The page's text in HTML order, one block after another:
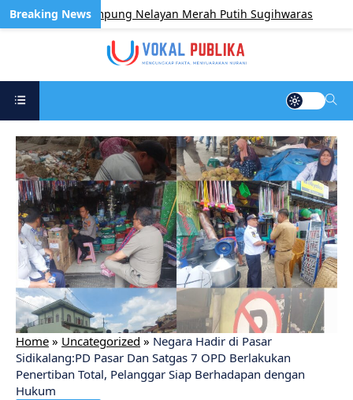
Kampung Nelayan Merah Putih Sugihwaras
Home » Uncategorized » Negara Hadir di Pasar
Sidikalang:PD Pasar Dan Satgas 7 OPD Berlakukan
Penertiban Total, Pelanggar Siap Berhadapan dengan
Hukum